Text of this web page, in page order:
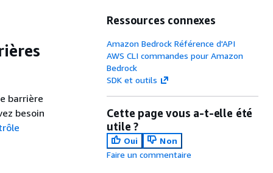
barrière
besoin
Ressources connexes
Amazon Bedrock Référence d'API
AWS CLI commandes pour Amazon
Bedrock
SDK et outils
Cette page vous a-t-elle été
utile ?
Oui
Non
Faire un commentaire